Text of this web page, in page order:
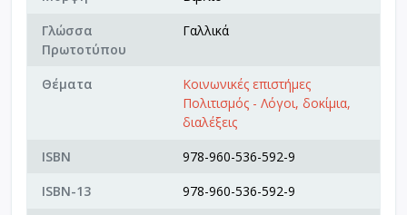
Γλώσσα
Πρωτοτύπου
Γαλλικά
Θέματα
Κοινωνικές επιστήμες
Πολιτισμός - Λόγοι, δοκίμια,
διαλέξεις
ISBN
978-960-536-592-9
ISBN-13
978-960-536-592-9